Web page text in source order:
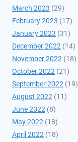
March 2023 (29)
February 2023 (17)
January 2023 (31)
December 2022 (14)
November 2022 (18)
October 2022 (21)
September 2022 (19)
August 2022 (11)
June 2022 (8)
May 2022 (18)
April 2022 (18)